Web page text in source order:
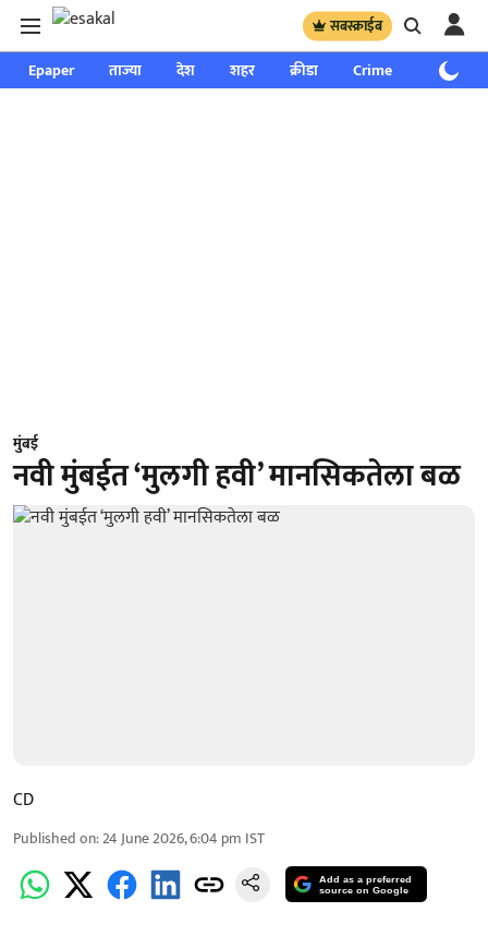
सबस्क्राईब
Epaper ताज्या देश शहर क्रीडा Crime साप्ताहिक
मुंबई
नवी मुंबईत ‘मुलगी हवी’ मानसिकतेला बळ
CD
Published on:24 June 2026, 6:04 pm IST
Add as a preferred
source on Google